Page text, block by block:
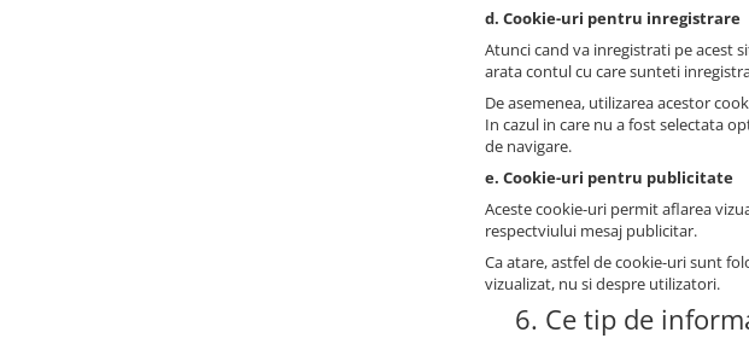
d. Cookie-uri pentru inregistrare
Atunci cand va inregistrati pe acest
arata contul cu care sunteti
De asemenea, utilizarea acestor
In cazul in care nu a fost selectata
de navigare.
e. Cookie-uri pentru publicitate
Aceste cookie-uri permit aflarea
respectviului mesaj publicitar.
Ca atare, astfel de cookie-uri sunt
vizualizat, nu si despre utilizatori.
6. Ce tip de